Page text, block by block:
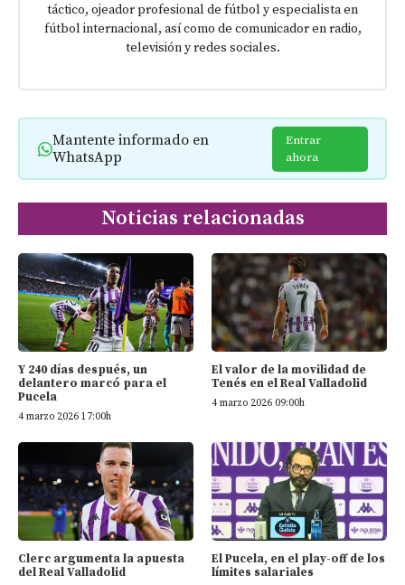
táctico, ojeador profesional de fútbol y especialista en
fútbol internacional, así como de comunicador en radio,
televisión y redes sociales.
Mantente informado en
WhatsApp
Entrar
ahora
Noticias relacionadas
Y 240 días después, un
delantero marcó para el
Pucela
4 marzo 2026 17:00h
El valor de la movilidad de
Tenés en el Real Valladolid
4 marzo 2026 09:00h
Clerc argumenta la apuesta
del Real Valladolid
El Pucela, en el play-off de los
límites salariales